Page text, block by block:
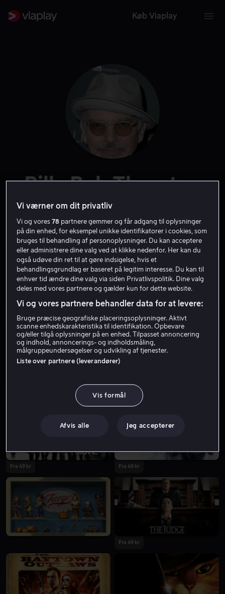
Køb Viaplay
Billy Bob Thornton
Skuespiller Gæst Instruktør
Fra 49 kr Fra 49 kr
Fra 49 kr
Vi værner om dit privatliv
Vi og vores78 partnere gemmer og får adgang til oplysninger
på din enhed, for eksempel unikke identifikatorer i cookies, som
bruges til behandling af personoplysninger. Du kan acceptere
eller administrere dine valg ved at klikke nedenfor. Her kan du
også udøve din ret til at gøre indsigelse, hvis et
behandlingsgrundlag er baseret på legitim interesse. Du kan til
enhver tid ændre dine valg via siden Privatlivspolitik. Dine valg
deles med vores partnere og gælder kun for dette website.
Vi og vores partnere behandler data for at levere:
Bruge præcise geografiske placeringsoplysninger. Aktivt
scanne enhedskarakteristika til identifikation. Opbevare
og/eller tilgå oplysninger på en enhed. Tilpasset annoncering
og indhold, annoncerings- og indholdsmåling,
målgruppeundersøgelser og udvikling af tjenester.
Liste over partnere (leverandører)
Vis formål
Afvis alle Jeg accepterer